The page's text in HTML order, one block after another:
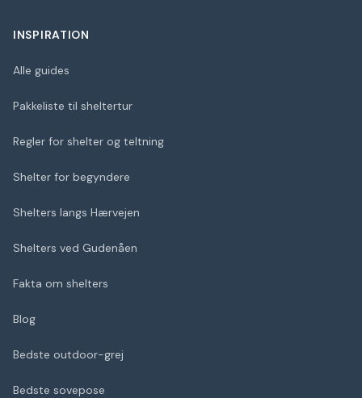
INSPIRATION
Alle guides
Pakkeliste til sheltertur
Regler for shelter og teltning
Shelter for begyndere
Shelters langs Hærvejen
Shelters ved Gudenåen
Fakta om shelters
Blog
Bedste outdoor-grej
Bedste sovepose